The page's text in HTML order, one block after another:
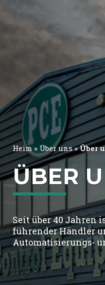
Heim » Über uns»Über
ÜBER
Seit über 40 Jahren
führender Händler
Automatisierungs-